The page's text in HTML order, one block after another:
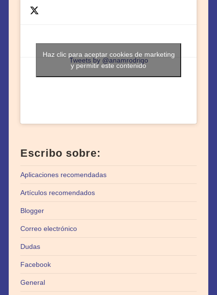
Tweets by @anamrodrigo
Haz clic para aceptar cookies de marketing
y permitir este contenido
Escribo sobre:
Aplicaciones recomendadas
Artículos recomendados
Blogger
Correo electrónico
Dudas
Facebook
General